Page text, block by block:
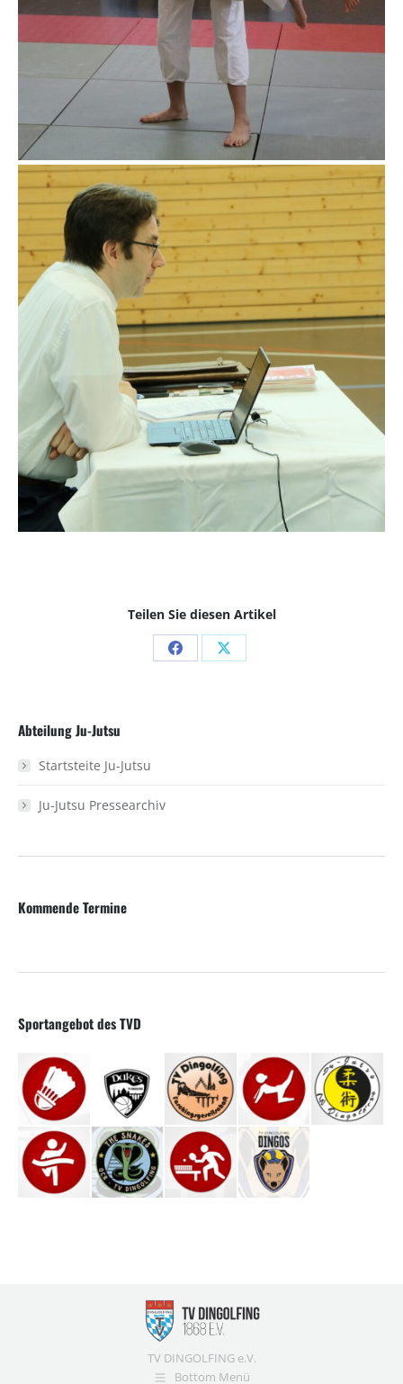
Teilen Sie diesen Artikel
Share Share
Abteilung Ju-Jutsu
Startsteite Ju-Jutsu
Ju-Jutsu Pressearchiv
Kommende Termine
Sportangebot des TVD
TV DINGOLFING e.V.
Bottom Menü